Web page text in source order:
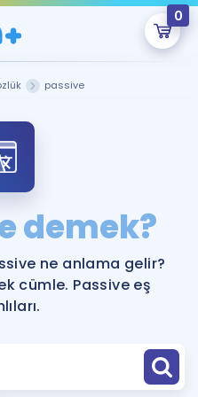
0
An Boş.
onlarca eğitim seni
passive
demek?
ne anlama gelir?
cümle. Passive eş